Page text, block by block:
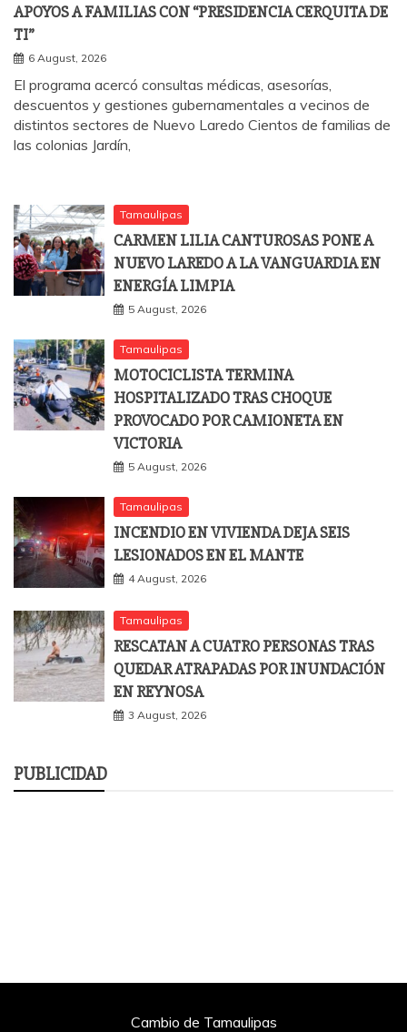
APOYOS A FAMILIAS CON “PRESIDENCIA CERQUITA DE
TI”
6 August, 2026
El programa acercó consultas médicas, asesorías,
descuentos y gestiones gubernamentales a vecinos de
distintos sectores de Nuevo Laredo Cientos de familias de
las colonias Jardín,
Tamaulipas
CARMEN LILIA CANTUROSAS PONE A
NUEVO LAREDO A LA VANGUARDIA EN
ENERGÍA LIMPIA
5 August, 2026
Tamaulipas
MOTOCICLISTA TERMINA
HOSPITALIZADO TRAS CHOQUE
PROVOCADO POR CAMIONETA EN
VICTORIA
5 August, 2026
Tamaulipas
INCENDIO EN VIVIENDA DEJA SEIS
LESIONADOS EN EL MANTE
4 August, 2026
Tamaulipas
RESCATAN A CUATRO PERSONAS TRAS
QUEDAR ATRAPADAS POR INUNDACIÓN
EN REYNOSA
3 August, 2026
PUBLICIDAD
Cambio de Tamaulipas